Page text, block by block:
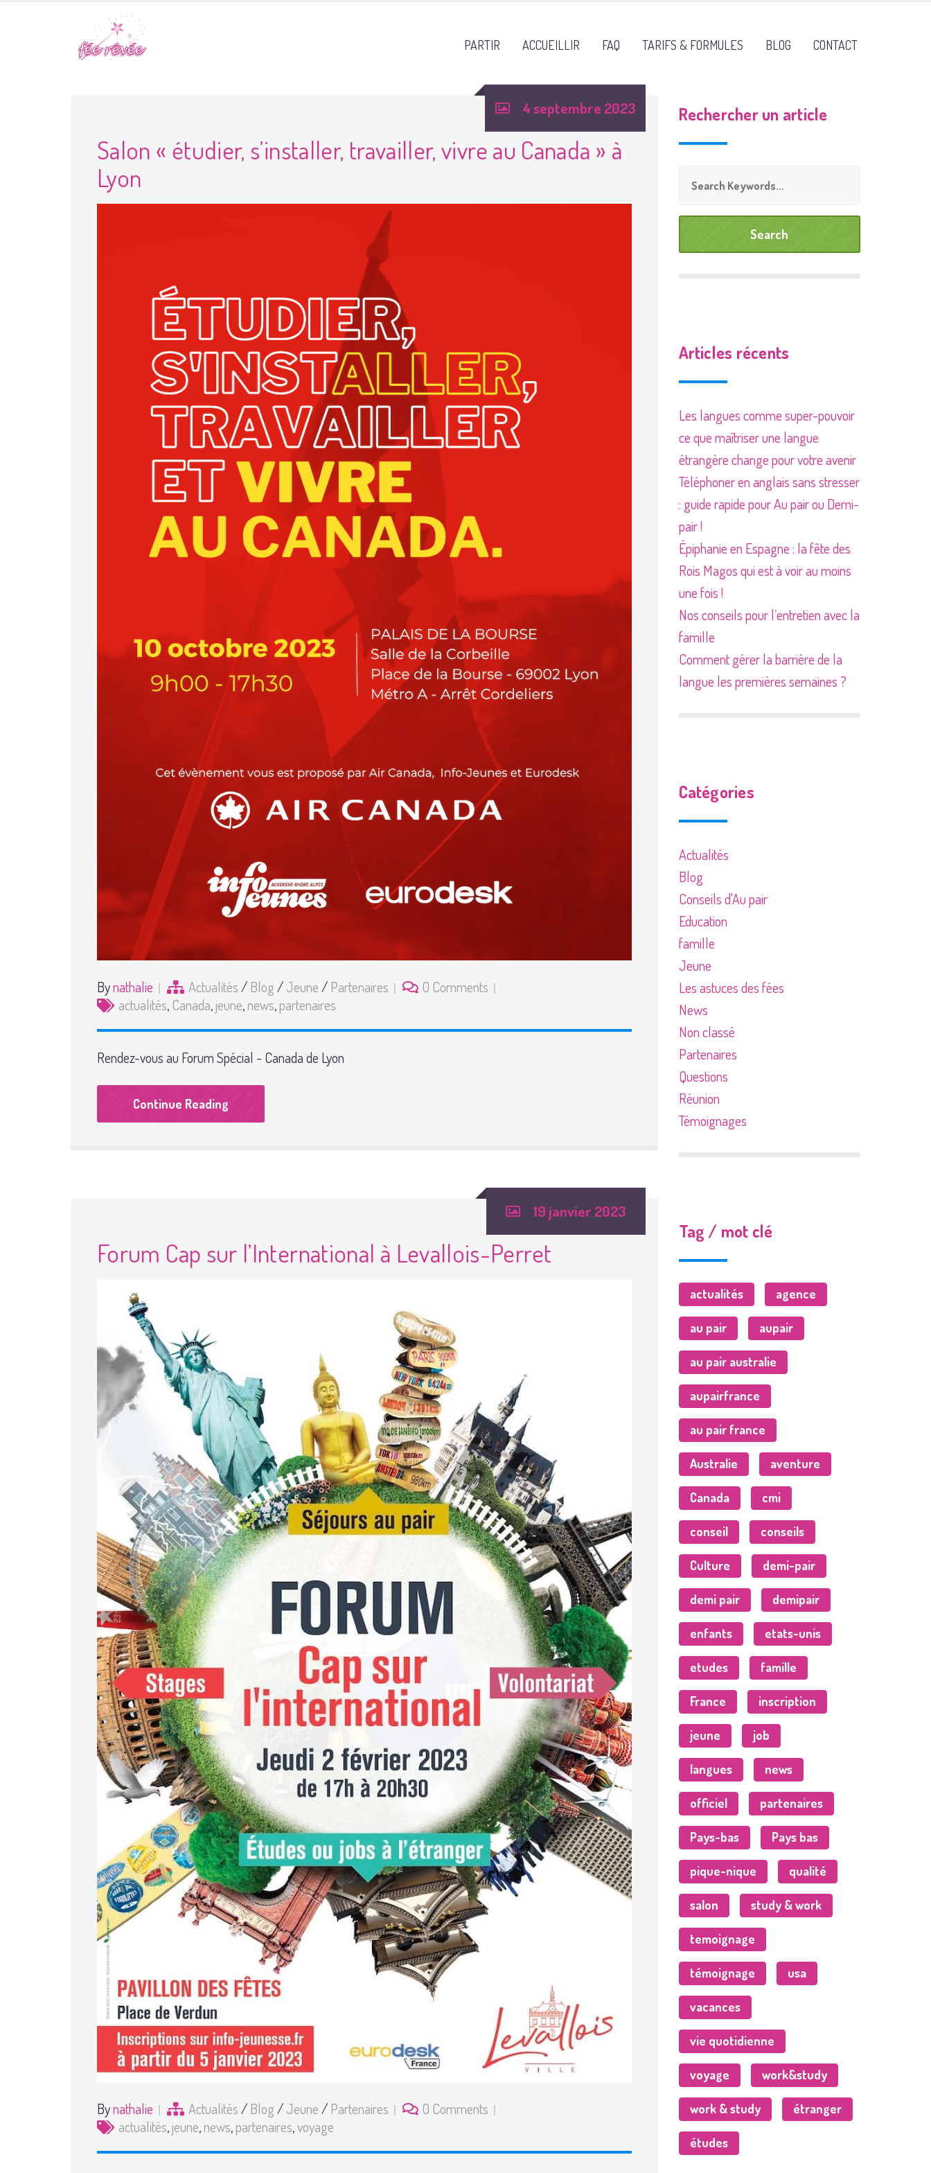
PARTIR ACCUEILLIR FAQ TARIFS & FORMULES BLOG CONTACT
4 septembre 2023
Salon « étudier, s’installer, travailler, vivre au Canada » à
Lyon
Bynathalie Actualités/ Blog/Jeune/ Partenaires
0 Comments
actualités, Canada,jeune,news,partenaires
Rendez-vous au Forum Spécial - Canada de Lyon
Continue Reading
19 janvier 2023
Forum Cap sur l’International à Levallois-Perret
Bynathalie Actualités/ Blog/Jeune/ Partenaires
0 Comments
actualités,jeune,news,partenaires,voyage
Rechercher un article
Articles récents
Les langues comme super-pouvoir
ce que maîtriser une langue
étrangère change pour votre avenir
Téléphoner en anglais sans stresser
: guide rapide pour Au pair ou Demi-
pair !
Épiphanie en Espagne : la fête des
Rois Magos qui est à voir au moins
une fois !
Nos conseils pour l’entretien avec la
famille
Comment gérer la barrière de la
langue les premières semaines ?
Catégories
Actualités
Blog
Conseils d'Au pair
Education
famille
Jeune
Les astuces des fées
News
Non classé
Partenaires
Questions
Réunion
Témoignages
Tag / mot clé
actualités agence
au pair aupair
au pair australie
aupairfrance
au pair france
Australie aventure
Canada cmi
conseil conseils
Culture demi-pair
demi pair demipair
enfants etats-unis
etudes famille
France inscription
jeune job
langues news
officiel partenaires
Pays-bas Pays bas
pique-nique qualité
salon study & work
temoignage
témoignage usa
vacances
vie quotidienne
voyage work&study
work & study étranger
études